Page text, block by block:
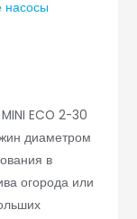
насосы
ECO 2-30
диаметром
в
огорода или